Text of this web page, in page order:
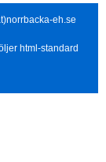
eh.se
html-standard